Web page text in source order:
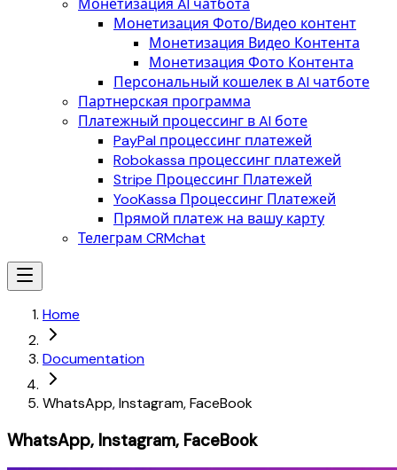
Монетизация AI чатбота
Монетизация Фото/Видео контент
Монетизация Видео Контента
Монетизация Фото Контента
Персональный кошелек в AI чатботе
Партнерская программа
Платежный процессинг в AI боте
PayPal процессинг платежей
Robokassa процессинг платежей
Stripe Процессинг Платежей
YooKassa Процессинг Платежей
Прямой платеж на вашу карту
Телеграм CRMchat
Home
Documentation
WhatsApp, Instagram, FaceBook
WhatsApp, Instagram, FaceBook